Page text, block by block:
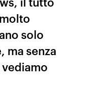
solo
ma senza